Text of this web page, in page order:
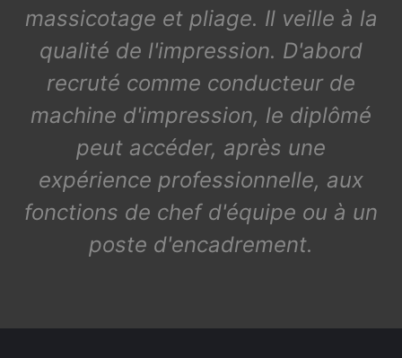
massicotage et pliage. Il veille à la
qualité de l'impression. D'abord
recruté comme conducteur de
machine d'impression, le diplômé
peut accéder, après une
expérience professionnelle, aux
fonctions de chef d'équipe ou à un
poste d'encadrement.